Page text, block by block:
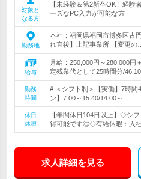
対象と
なる方
【未経験＆第2新卒OK！経
ーズなPC入力が可能な方
勤務地
本社：福岡県福岡市博多区古
れ直後】上記事業所 【変更の…
給与
月給：250,000円～280,000
定残業代として25時間分/
勤務
時間
# ＜シフト制＞【実働】7時間
ン】7:00～15:40/14:00～…
休日
休暇
【年間休日104日以上】◇シ
得可能です◎◇有給休暇：入
求人詳細を見る